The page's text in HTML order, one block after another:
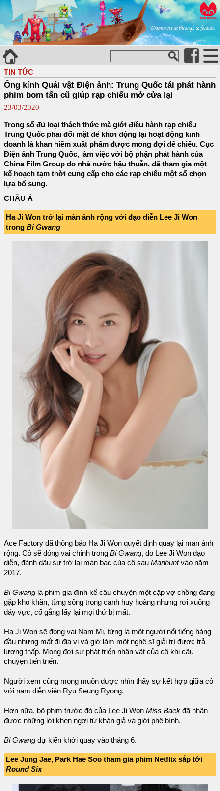
TIN TỨC
Ống kính Quái vật Điện ảnh: Trung Quốc tái phát hành
phim bom tấn cũ giúp rạp chiếu mở cửa lại
23/03/2020
Trong số đủ loại thách thức mà giới điều hành rạp chiếu
Trung Quốc phải đối mặt để khởi động lại hoạt động kinh
doanh là khan hiếm xuất phẩm được mong đợi để chiếu. Cục
Điện ảnh Trung Quốc, làm việc với bộ phận phát hành của
China Film Group do nhà nước hậu thuẫn, đã tham gia một
kế hoạch tạm thời cung cấp cho các rạp chiếu một số chọn
lựa bổ sung.
CHÂU Á
Ha Ji Won trở lại màn ảnh rộng với đạo diễn Lee Ji Won
trong Bi Gwang
Ace Factory đã thông báo Ha Ji Won quyết định quay lại màn ảnh
rộng. Cô sẽ đóng vai chính trong Bi Gwang, do Lee Ji Won đạo
diễn, đánh dấu sự trở lại màn bạc của cô sau Manhuntvào năm
2017.
Bi Gwang là phim gia đình kể câu chuyện một cặp vợ chồng đang
gặp khó khăn, từng sống trong cảnh huy hoàng nhưng rơi xuống
đáy vực, cố gắng lấy lại mọi thứ bị mất.
Ha Ji Won sẽ đóng vai Nam Mi, từng là một người nổi tiếng hàng
đầu nhưng mất đi địa vị và giờ làm một nghệ sĩ giải trí được trả
lương thấp. Mong đợi sự phát triển nhân vật của cô khi câu
chuyện tiến triển.
Người xem cũng mong muốn được nhìn thấy sự kết hợp giữa cô
với nam diễn viên Ryu Seung Ryong.
Hơn nữa, bộ phim trước đó của Lee Ji Won Miss Baek đã nhận
được những lời khen ngợi từ khán giả và giới phê bình.
Bi Gwang dự kiến khởi quay vào tháng 6.
Lee Jung Jae, Park Hae Soo tham gia phim Netflix sắp tới
Round Six